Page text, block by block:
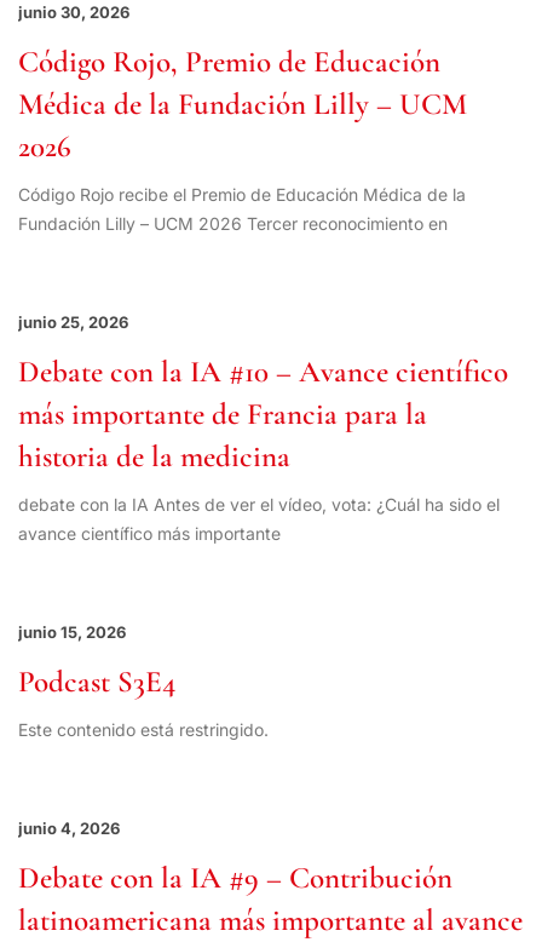
junio 30, 2026
Código Rojo, Premio de Educación
Médica de la Fundación Lilly – UCM
2026
Código Rojo recibe el Premio de Educación Médica de la
Fundación Lilly – UCM 2026 Tercer reconocimiento en
junio 25, 2026
Debate con la IA #10 – Avance científico
más importante de Francia para la
historia de la medicina
debate con la IA Antes de ver el vídeo, vota: ¿Cuál ha sido el
avance científico más importante
junio 15, 2026
Podcast S3E4
Este contenido está restringido.
junio 4, 2026
Debate con la IA #9 – Contribución
latinoamericana más importante al avance